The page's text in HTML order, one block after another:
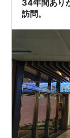
34年間あり
訪問。